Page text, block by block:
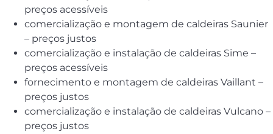
preços acessíveis
comercialização e montagem de caldeiras Saunier
– preços justos
comercialização e instalação de caldeiras Sime –
preços acessíveis
fornecimento e montagem de caldeiras Vaillant –
preços justos
comercialização e instalação de caldeiras Vulcano –
preços justos